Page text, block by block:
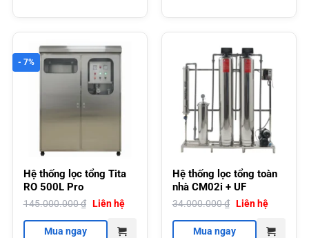
- 7%
Hệ thống lọc tổng Tita
RO 500L Pro
145.000.000₫ Liên hệ
Mua ngay
Hệ thống lọc tổng toàn
nhà CM02i + UF
34.000.000₫ Liên hệ
Mua ngay